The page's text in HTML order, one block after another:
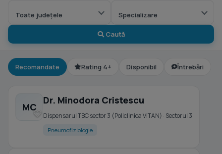
Caută
Recomandate Rating 4+ Disponibil Întrebări
MC
Dr. Minodora Cristescu
Dispensarul TBC sector 3 (Policlinica VITAN) · Sectorul 3
Pneumofiziologie